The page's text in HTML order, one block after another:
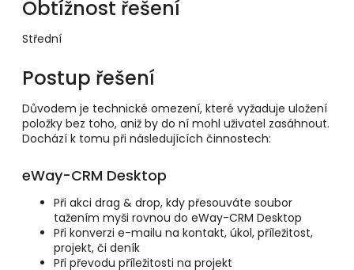
Obtížnost řešení
Střední
Postup řešení
Důvodem je technické omezení, které vyžaduje uložení
položky bez toho, aniž by do ní mohl uživatel zasáhnout.
Dochází k tomu při následujících činnostech:
eWay-CRM Desktop
Při akci drag & drop, kdy přesouváte soubor
tažením myši rovnou do eWay-CRM Desktop
Při konverzi e-mailu na kontakt, úkol, příležitost,
projekt, či deník
Při převodu příležitosti na projekt